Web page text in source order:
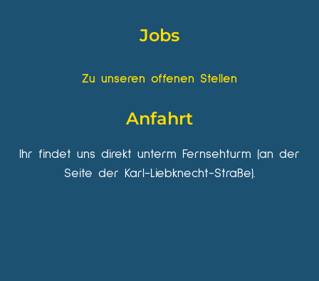
Jobs
Zu unseren offenen Stellen
Anfahrt
Ihr findet uns direkt unterm Fernsehturm (an der
Seite der Karl-Liebknecht-Straße).